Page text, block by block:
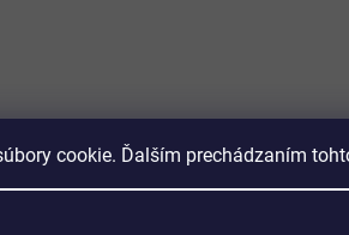
cookie. Ďalším prechádzaním